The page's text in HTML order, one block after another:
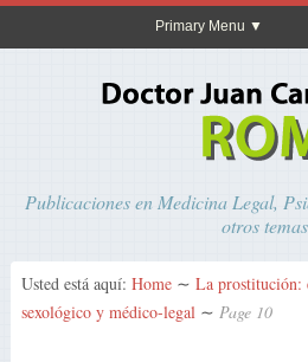
Primary Menu
Publicaciones en Medicina Legal,
otros temas
Usted está aquí: Home ∼ La prostitución:
sexológico y médico-legal ∼ Page 10